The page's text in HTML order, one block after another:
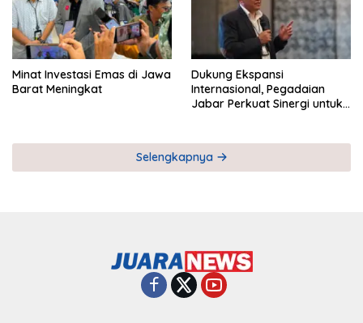
Minat Investasi Emas di Jawa
Barat Meningkat
Dukung Ekspansi
Internasional, Pegadaian
Jabar Perkuat Sinergi untuk
Selengkapnya